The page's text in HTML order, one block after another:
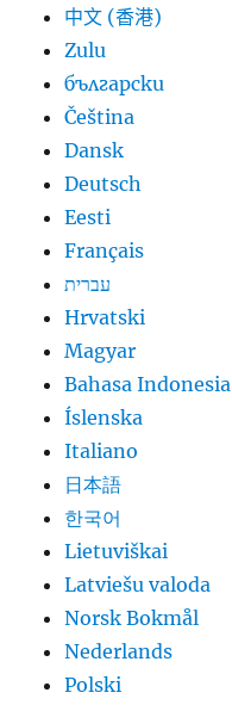
中文 (香港)
Zulu
български
Čeština
Dansk
Deutsch
Eesti
Français
עברית
Hrvatski
Magyar
Bahasa Indonesia
Íslenska
Italiano
日本語
한국어
Lietuviškai
Latviešu valoda
Norsk Bokmål
Nederlands
Polski